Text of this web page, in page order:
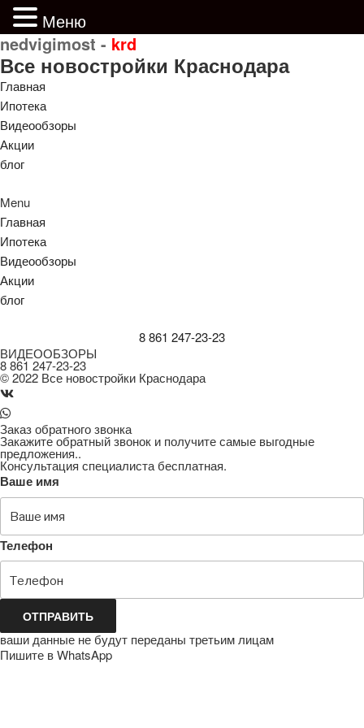
nedvigimost - krd
Все новостройки Краснодара
Главная
Ипотека
Видеообзоры
Акции
блог
Menu
Главная
Ипотека
Видеообзоры
Акции
блог
8 861 247-23-23
ВИДЕООБЗОРЫ
8 861 247-23-23
© 2022 Все новостройки Краснодара
Меню
Заказ обратного звонка
Закажите обратный звонок и получите самые выгодные
предложения..
Консультация специалиста бесплатная.
Ваше имя
Телефон
ОТПРАВИТЬ
ваши данные не будут переданы третьим лицам
Пишите в WhatsApp